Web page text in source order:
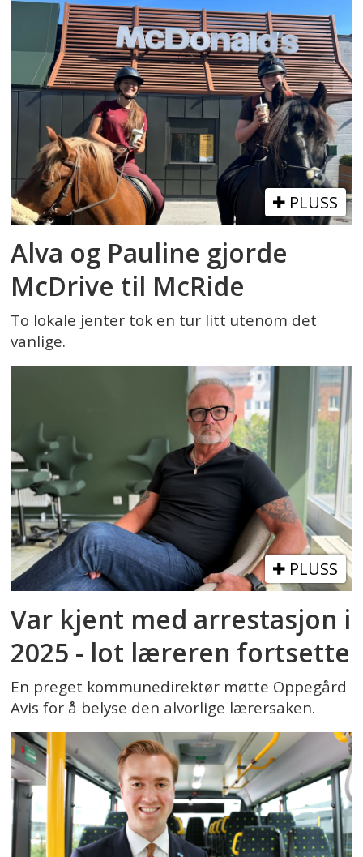
PLUSS
Alva og Pauline gjorde
McDrive til McRide
To lokale jenter tok en tur litt utenom det
vanlige.
PLUSS
Var kjent med arrestasjon i
2025 - lot læreren fortsette
En preget kommunedirektør møtte Oppegård
Avis for å belyse den alvorlige lærersaken.